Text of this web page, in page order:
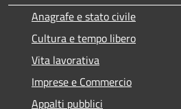
Anagrafe e stato civile
Cultura e tempo libero
Vita lavorativa
Imprese e Commercio
Appalti pubblici